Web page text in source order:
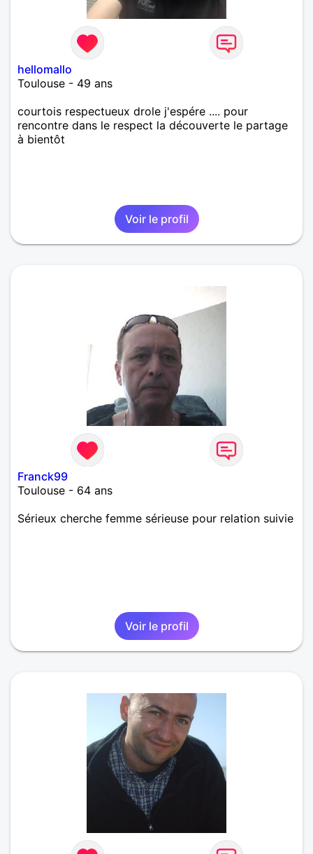
hellomallo
Toulouse - 49 ans
courtois respectueux drole j'espére .... pour
rencontre dans le respect la découverte le partage
à bientôt
Voir le profil
Franck99
Toulouse - 64 ans
Sérieux cherche femme sérieuse pour relation suivie
Voir le profil